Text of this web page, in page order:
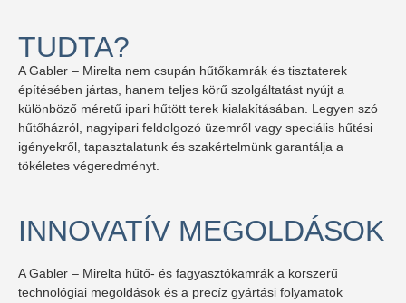
TUDTA?
A Gabler – Mirelta nem csupán hűtőkamrák és tisztaterek
építésében jártas, hanem teljes körű szolgáltatást nyújt a
különböző méretű ipari hűtött terek kialakításában. Legyen szó
hűtőházról, nagyipari feldolgozó üzemről vagy speciális hűtési
igényekről, tapasztalatunk és szakértelmünk garantálja a
tökéletes végeredményt.
INNOVATÍV MEGOLDÁSOK
A Gabler – Mirelta hűtő- és fagyasztókamrák a korszerű
technológiai megoldások és a precíz gyártási folyamatok